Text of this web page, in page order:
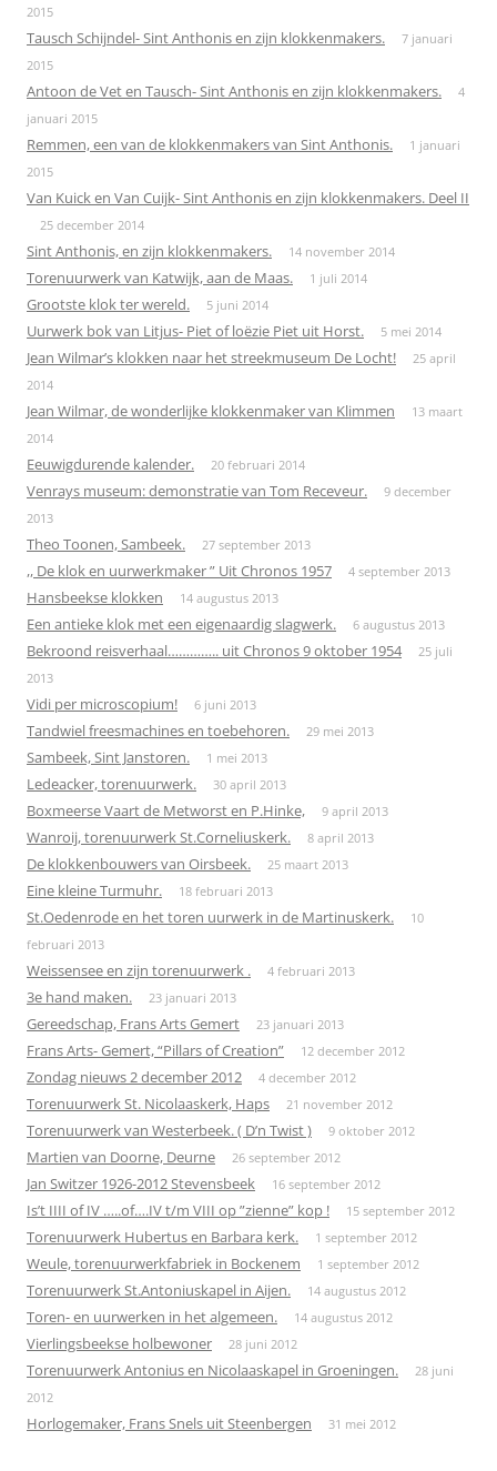
2015
Tausch Schijndel- Sint Anthonis en zijn klokkenmakers.
7 januari
2015
Antoon de Vet en Tausch- Sint Anthonis en zijn klokkenmakers.
4
januari 2015
Remmen, een van de klokkenmakers van Sint Anthonis.
1 januari
2015
Van Kuick en Van Cuijk- Sint Anthonis en zijn klokkenmakers. Deel II
25 december 2014
Sint Anthonis, en zijn klokkenmakers. 14 november 2014
Torenuurwerk van Katwijk, aan de Maas. 1 juli 2014
Grootste klok ter wereld. 5 juni 2014
Uurwerk bok van Litjus- Piet of loëzie Piet uit Horst. 5 mei 2014
Jean Wilmar’s klokken naar het streekmuseum De Locht!
25 april
2014
Jean Wilmar, de wonderlijke klokkenmaker van Klimmen
13 maart
2014
Eeuwigdurende kalender. 20 februari 2014
Venrays museum: demonstratie van Tom Receveur.
9 december
2013
Theo Toonen, Sambeek. 27 september 2013
,, De klok en uurwerkmaker ” Uit Chronos 1957 4 september 2013
Hansbeekse klokken 14 augustus 2013
Een antieke klok met een eigenaardig slagwerk. 6 augustus 2013
Bekroond reisverhaal………….. uit Chronos 9 oktober 1954
25 juli
2013
Vidi per microscopium! 6 juni 2013
Tandwiel freesmachines en toebehoren. 29 mei 2013
Sambeek, Sint Janstoren. 1 mei 2013
Ledeacker, torenuurwerk. 30 april 2013
Boxmeerse Vaart de Metworst en P.Hinke, 9 april 2013
Wanroij, torenuurwerk St.Corneliuskerk. 8 april 2013
De klokkenbouwers van Oirsbeek. 25 maart 2013
Eine kleine Turmuhr. 18 februari 2013
St.Oedenrode en het toren uurwerk in de Martinuskerk.
10
februari 2013
Weissensee en zijn torenuurwerk . 4 februari 2013
3e hand maken. 23 januari 2013
Gereedschap, Frans Arts Gemert 23 januari 2013
Frans Arts- Gemert, “Pillars of Creation” 12 december 2012
Zondag nieuws 2 december 2012 4 december 2012
Torenuurwerk St. Nicolaaskerk, Haps 21 november 2012
Torenuurwerk van Westerbeek. ( D’n Twist ) 9 oktober 2012
Martien van Doorne, Deurne 26 september 2012
Jan Switzer 1926-2012 Stevensbeek 16 september 2012
Is’t IIII of IV …..of….IV t/m VIII op ”zienne” kop ! 15 september 2012
Torenuurwerk Hubertus en Barbara kerk. 1 september 2012
Weule, torenuurwerkfabriek in Bockenem 1 september 2012
Torenuurwerk St.Antoniuskapel in Aijen. 14 augustus 2012
Toren- en uurwerken in het algemeen. 14 augustus 2012
Vierlingsbeekse holbewoner 28 juni 2012
Torenuurwerk Antonius en Nicolaaskapel in Groeningen.
28 juni
2012
Horlogemaker, Frans Snels uit Steenbergen 31 mei 2012